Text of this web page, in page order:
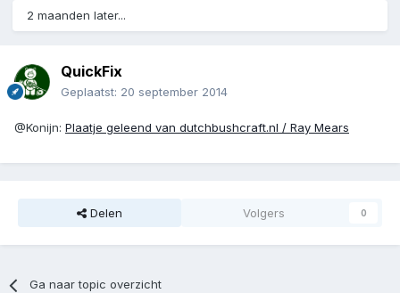
2 maanden later...
QuickFix
Geplaatst: 20 september 2014
@Konijn: Plaatje geleend van dutchbushcraft.nl / Ray Mears
Delen Volgers 0
Ga naar topic overzicht